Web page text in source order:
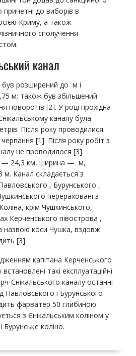
причетні до виборів в
Криму, а також
сполучення
канал
розширений до м і
м; також був збільшений
поворотів [2]. У році прохідна
каналу була
Після року проводилися
[1]. Після року робіт з
не проводилося [3].
— 24,3 км, ширина — м,
Канал складається з
, Бурунського ,
перераховані з
крім Чушкинського,
Керченського півострова ,
назвою коси Чушка, вздовж
[3].
капітана Керченського
такі експлуатаційні
Єнікальського каналу останні
Павловського і Бурунського
фарватер 50 глибиною
з Єнікальським коліном у
Бурунське коліно.